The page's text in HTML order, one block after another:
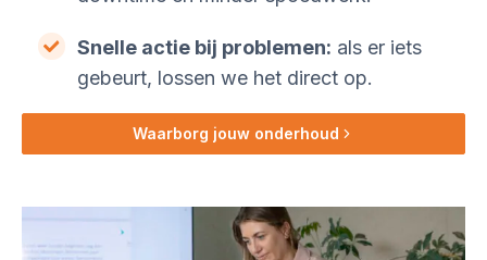
Snelle actie bij problemen: als er iets
gebeurt, lossen we het direct op.
Waarborg jouw onderhoud